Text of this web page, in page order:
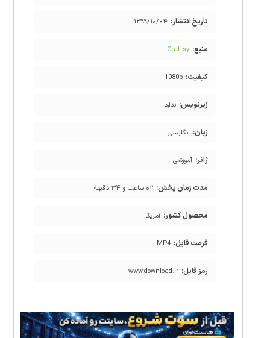
تاریخ انتشار: ۱۳۹۹/۱۰/۰۴
منبع: Craftsy
کیفیت: 1080p
زیرنویس: ندارد
زبان: انگلیسی
ژانر: آموزشی
مدت زمان پخش: ۰۲ ساعت و ۳۴ دقیقه
محصول کشور: آمریکا
فرمت فایل: MP4
رمز فایل: www.download.ir